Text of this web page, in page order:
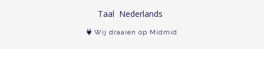
Taal
Wij draaien op Midmid